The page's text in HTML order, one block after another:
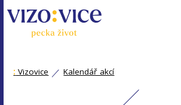
: Vizovice Kalendář akcí